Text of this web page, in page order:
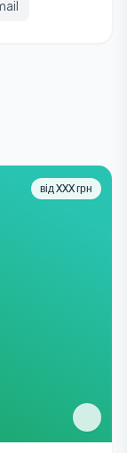
від XXX грн